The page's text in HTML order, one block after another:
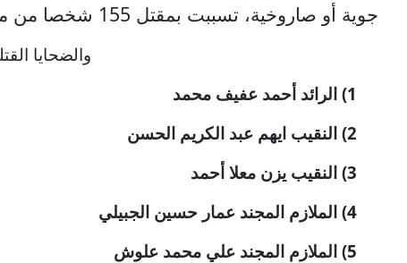
جوية أو صاروخية، تسببت بمقتل 155 شخصا من مدنيين وعسكريين.
والضحايا
1) الرائد أحمد عفيف محمد
2) النقيب ايهم عبد الكريم الحسن
3) النقيب يزن معلا أحمد
4) الملازم المجند عمار حسين الجبيلي
5) الملازم المجند علي محمد علوش